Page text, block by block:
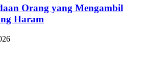
Orang yang Mengambil
Haram